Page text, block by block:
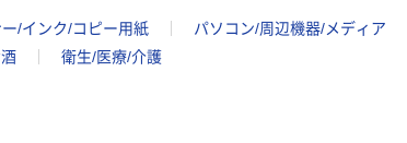
ー/インク/コピー用紙 パソコン/周辺機器/メディア
衛生/医療/介護